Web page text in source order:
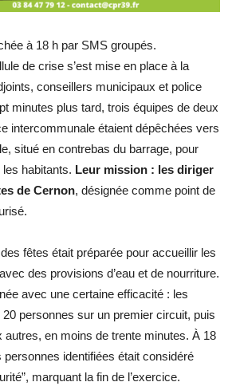
à 18 h par SMS groupés.
de crise s’est mise en place à la
conseillers municipaux et police
minutes plus tard, trois équipes de deux
intercommunale étaient dépêchées vers
situé en contrebas du barrage, pour
habitants. Leur mission : les diriger
de Cernon, désignée comme point de
fêtes était préparée pour accueillir les
des provisions d’eau et de nourriture.
avec une certaine efficacité : les
personnes sur un premier circuit, puis
autres, en moins de trente minutes. À 18
personnes identifiées était considéré
marquant la fin de l’exercice.